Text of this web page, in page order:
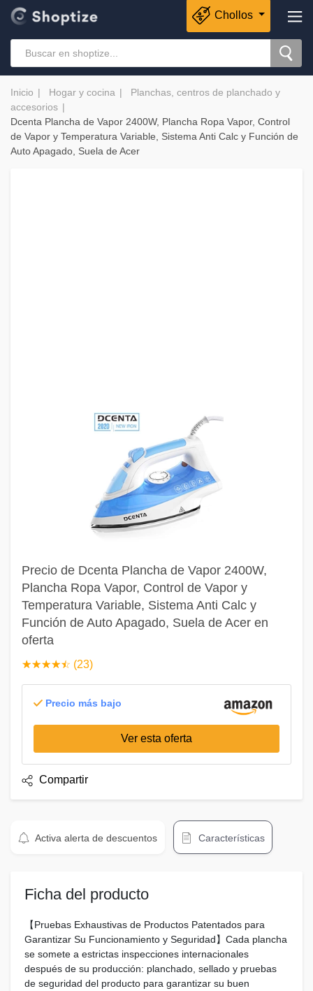
Chollos
Inicio Hogar y cocina
Planchas, centros de planchado y
accesorios
Dcenta Plancha de Vapor 2400W, Plancha Ropa Vapor, Control
de Vapor y Temperatura Variable, Sistema Anti Calc y Función de
Auto Apagado, Suela de Acer
Precio de Dcenta Plancha de Vapor 2400W,
Plancha Ropa Vapor, Control de Vapor y
Temperatura Variable, Sistema Anti Calc y
Función de Auto Apagado, Suela de Acer en
oferta
☆☆☆☆☆
★★★★★ (23)
Precio más bajo
Ver esta oferta
Compartir
Activa alerta de descuentos Características
Ficha del producto
【Pruebas Exhaustivas de Productos Patentados para
Garantizar Su Funcionamiento y Seguridad】Cada plancha
se somete a estrictas inspecciones internacionales
después de su producción: planchado, sellado y pruebas
de seguridad del producto para garantizar su buen